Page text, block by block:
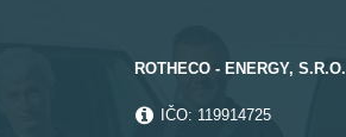
ROTHECO - ENERGY, S.R.O.
IČO: 119914725